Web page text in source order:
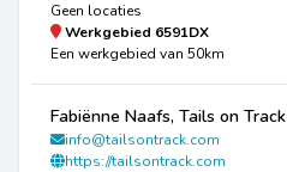
Geen locaties
Werkgebied 6591DX
Een werkgebied van 50km
Fabiënne Naafs, Tails on Track
info@tailsontrack.com
https://tailsontrack.com